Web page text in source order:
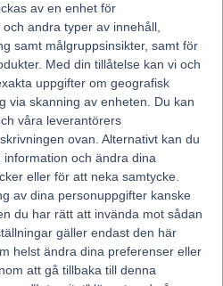
av en enhet för
andra typer av innehåll,
samt målgruppsinsikter, samt för
Med din tillåtelse kan vi och
uppgifter om geografisk
via skanning av enheten. Du kan
våra leverantörers
ovan. Alternativt kan du
och ändra dina
eller för att neka samtycke.
av dina personuppgifter kanske
du har rätt att invända mot sådan
gäller endast den här
helst ändra dina preferenser eller
att gå tillbaka till denna